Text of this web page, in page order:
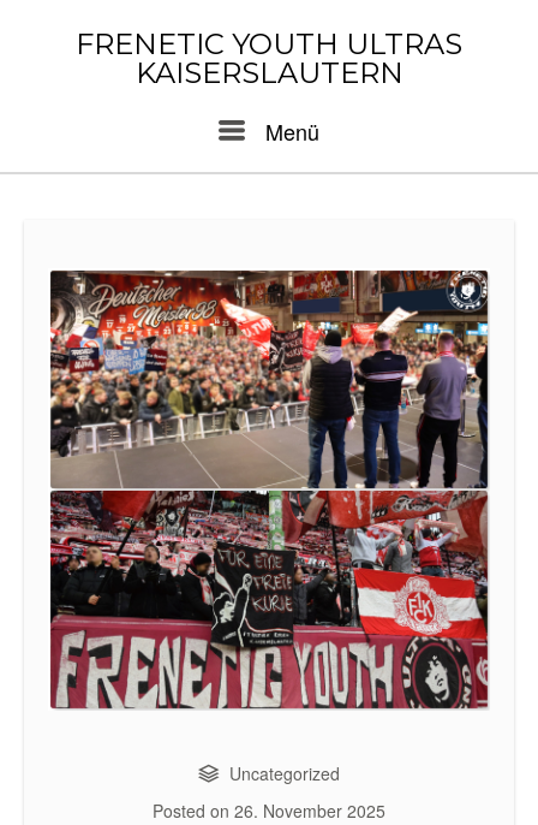
FRENETIC YOUTH ULTRAS
KAISERSLAUTERN
Menü
Uncategorized
Posted on 26. November 2025